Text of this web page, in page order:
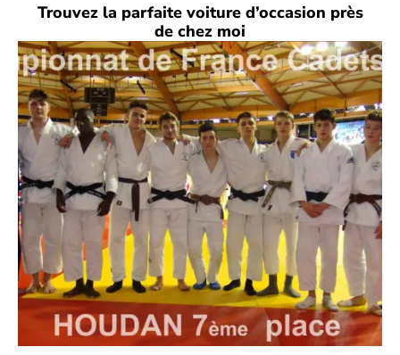
Trouvez la parfaite voiture d’occasion près
de chez moi